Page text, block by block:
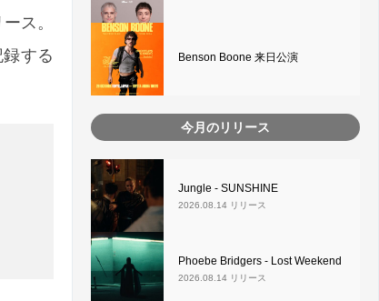
ス。
する
Benson Boone 来日公演
今月のリリース
Jungle - SUNSHINE
2026.08.14 リリース
Phoebe Bridgers - Lost Weekend
2026.08.14 リリース